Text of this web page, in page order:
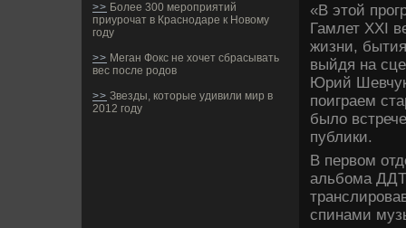
>> Более 300 мероприятий
приурочат в Краснодаре к Новому
году
>> Меган Фокс не хочет сбрасывать
вес после родов
>> Звезды, которые удивили мир в
2012 году
«В этой
Гамлет ХХI
жизни,
выйдя на
Юрий
поиграем
было
публики.
В первом
альбома
спинами